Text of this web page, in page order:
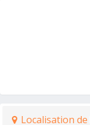
Localisation de